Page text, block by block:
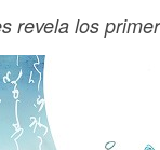
revela los